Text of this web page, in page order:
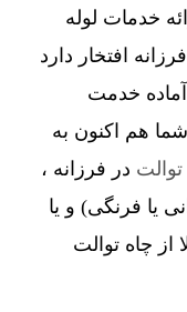
خدمات لوله
افتخار دارد
خدمت
هم اکنون به
در فرزانه ،
یا فرنگی) و یا
از چاه توالت